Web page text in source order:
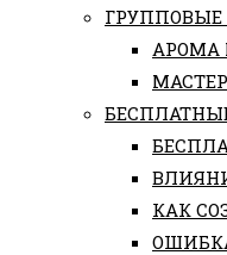
ГРУППОВЫЕ
АРОМА
КАК